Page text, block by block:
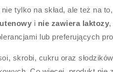
tylko na skład, ale też na
i nie zawiera laktozy,
lub preferujących
skrobi, cukru oraz